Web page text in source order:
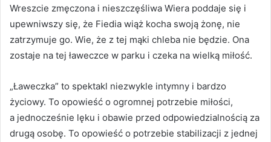
Wreszcie zmęczona i nieszczęśliwa Wiera poddaje się i
upewniwszy się, że Fiedia wiąż kocha swoją żonę, nie
zatrzymuje go. Wie, że z tej mąki chleba nie będzie. Ona
zostaje na tej ławeczce w parku i czeka na wielką miłość.
„Ławeczka” to spektakl niezwykle intymny i bardzo
życiowy. To opowieść o ogromnej potrzebie miłości,
a jednocześnie lęku i obawie przed odpowiedzialnością za
drugą osobę. To opowieść o potrzebie stabilizacji z jednej